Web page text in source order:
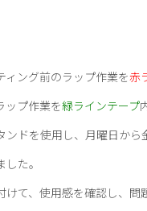
ィング前のラップ作業を赤
ップ作業を緑ラインテープ
ドを使用し、月曜日から
た。
けて、使用感を確認し、問